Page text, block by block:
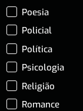
Poesia
Policial
Política
Psicologia
Religião
Romance